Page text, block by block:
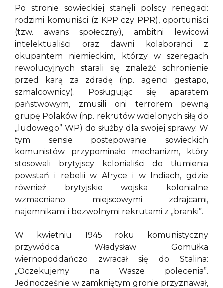
Po stronie sowieckiej stanęli polscy renegaci:
rodzimi komuniści (z KPP czy PPR), oportuniści
(tzw. awans społeczny), ambitni lewicowi
intelektualiści oraz dawni kolaboranci z
okupantem niemieckim, którzy w szeregach
rewolucyjnych starali się znaleźć schronienie
przed karą za zdradę (np. agenci gestapo,
szmalcownicy). Posługując się aparatem
państwowym, zmusili oni terrorem pewną
grupę Polaków (np. rekrutów wcielonych siłą do
„ludowego” WP) do służby dla swojej sprawy. W
tym sensie postępowanie sowieckich
komunistów przypominało mechanizm, który
stosowali brytyjscy kolonialiści do tłumienia
powstań i rebelii w Afryce i w Indiach, gdzie
również brytyjskie wojska kolonialne
wzmacniano miejscowymi zdrajcami,
najemnikami i bezwolnymi rekrutami z „branki”.
W kwietniu 1945 roku komunistyczny
przywódca Władysław Gomułka
wiernopoddańczo zwracał się do Stalina:
„Oczekujemy na Wasze polecenia”.
Jednocześnie w zamkniętym gronie przyznawał,